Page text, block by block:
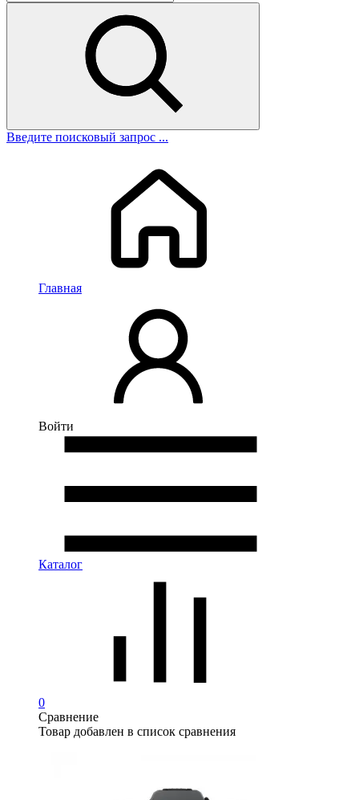
Введите поисковый запрос ...
Главная
Войти
Каталог
0
Сравнение
Товар добавлен в список сравнения